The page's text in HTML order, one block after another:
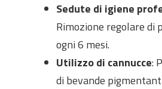
Sedute di igiene
Rimozione regolare di
ogni 6 mesi.
Utilizzo di cannucce:
di bevande